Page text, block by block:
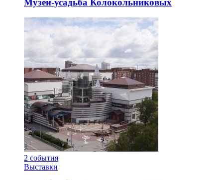
Музей-усадьба Колокольниковых
2 события
Выставки